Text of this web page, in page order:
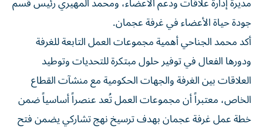
جودة حياة الأعضاء في غرفة عجمان.
أكد محمد الجناحي أهمية مجموعات العمل التابعة للغرفة
ودورها الفعال في توفير حلول مبتكرة للتحديات وتوطيد
العلاقات بين الغرفة والجهات الحكومية مع منشآت القطاع
الخاص، معتبراً أن مجموعات العمل تُعد عنصراً أساسياً ضمن
خطة عمل غرفة عجمان بهدف ترسيخ نهج تشاركي يضمن فتح